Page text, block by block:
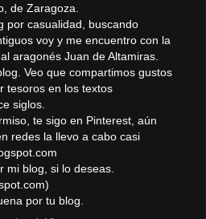
de Zaragoza.
por casualidad, buscando
voy y me encuentro con la
aragonés Juan de Altamiras.
Veo que compartimos gustos
tesoros en los textos
siglos.
te sigo en Pinterest, aún
redes la llevo a cabo casi
mi blog, si lo deseas.
por tu blog.